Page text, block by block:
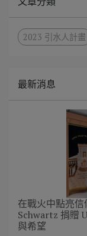
2023 引水人計畫
最新消息
在戰火中點亮
Schwartz 捐贈
與希望